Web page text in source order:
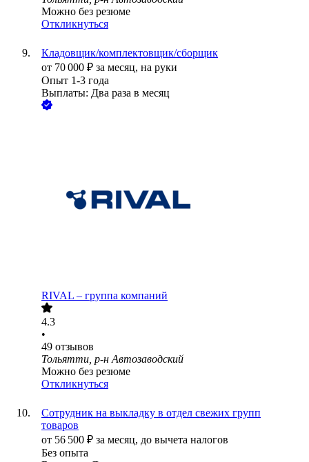
Можно без резюме
Откликнуться
Кладовщик/комплектовщик/сборщик
от 70 000 ₽ за месяц, на руки
Опыт 1-3 года
Выплаты: Два раза в месяц
RIVAL – группа компаний
4.3
•
49 отзывов
Тольятти, р-н Автозаводский
Можно без резюме
Откликнуться
Сотрудник на выкладку в отдел свежих групп
товаров
от 56 500 ₽ за месяц, до вычета налогов
Без опыта